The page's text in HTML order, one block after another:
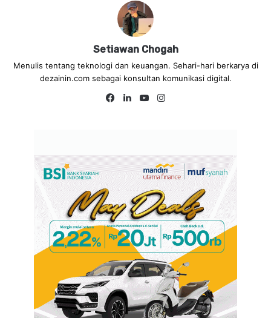
Setiawan Chogah
Menulis tentang teknologi dan keuangan. Sehari-hari berkarya di
dezainin.com sebagai konsultan komunikasi digital.
Fa
Lin
Yo